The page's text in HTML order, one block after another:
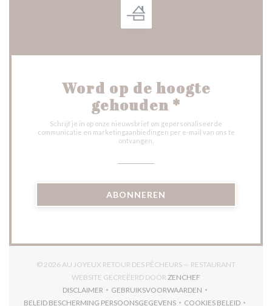
Word op de hoogte
gehouden *
Schrijf je in op onze nieuwsbrief om gepersonaliseerde
communicatie en marketingaanbiedingen per e-mail van ons te
ontvangen.
ABONNEREN
© 2026 AU JOYEUX RETOUR DES PÊCHEURS — RESTAURANT
WEBSITE GECREËERD DOOR ZENCHEF
DISCLAIMER
((OPENT IN EEN NIEUW VENSTER))
GEBRUIKSVOORWAARDEN
((OPENT IN EEN NIEUW
BELEID BESCHERMING PERSOONSGEGEVENS
COOKIES BELEID